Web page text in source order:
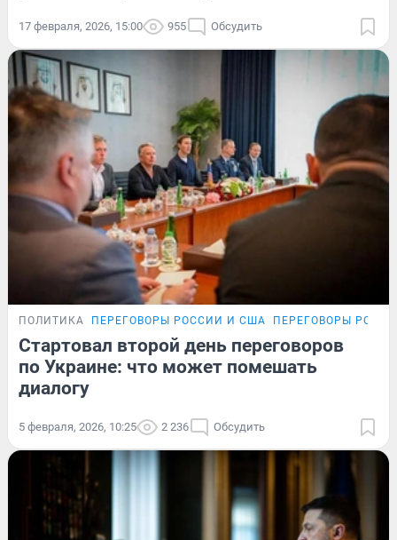
17 февраля, 2026, 15:00 955 Обсудить
ПОЛИТИКА ПЕРЕГОВОРЫ РОССИИ И США ПЕРЕГОВОРЫ
Стартовал второй день переговоров
по Украине: что может помешать
диалогу
5 февраля, 2026, 10:25 2 236 Обсудить